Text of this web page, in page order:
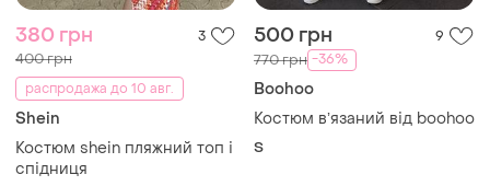
380 грн 3
400 грн
распродажа до 10 авг.
Shein
Костюм shein пляжний топ і
спідниця
500 грн 9
770 грн -36%
Boohoo
Костюм вʼязаний від boohoo
S